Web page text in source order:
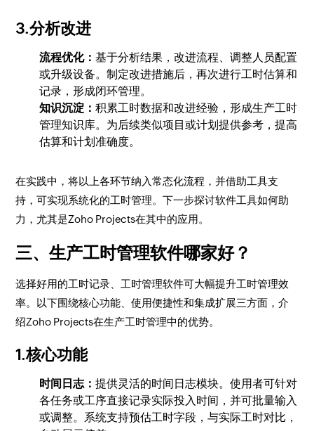
3.分析改进
流程优化：基于分析结果，改进流程、调整人员配置
或升级设备。制定改进措施后，再次进行工时估算和
记录，形成闭环管理。
知识沉淀：积累工时数据和改进经验，形成生产工时
管理知识库。为后续类似项目或计划提供参考，提高
估算和计划准确度。
在实践中，将以上各环节纳入常态化流程，并借助工具支
持，可实现系统化的工时管理。下一步探讨软件工具如何助
力，尤其是Zoho Projects在其中的应用。
三、生产工时管理软件哪家好？
选择好用的工时记录、工时管理软件可大幅提升工时管理效
率。以下围绕核心功能、使用便捷性和集成扩展三方面，介
绍Zoho Projects在生产工时管理中的优势。
1.核心功能
时间日志：提供灵活的时间日志模块。使用者可针对
各任务或工序直接记录实际投入时间，并可批量输入
或调整。系统支持预估工时字段，与实际工时对比，